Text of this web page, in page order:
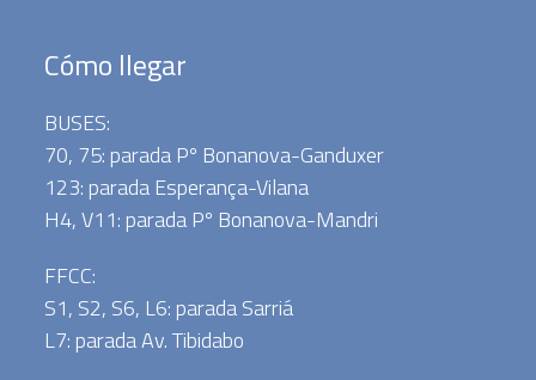
Cómo llegar
BUSES:
70, 75: parada Pº Bonanova-Ganduxer
123: parada Esperança-Vilana
H4, V11: parada Pº Bonanova-Mandri
FFCC:
S1, S2, S6, L6: parada Sarriá
L7: parada Av. Tibidabo